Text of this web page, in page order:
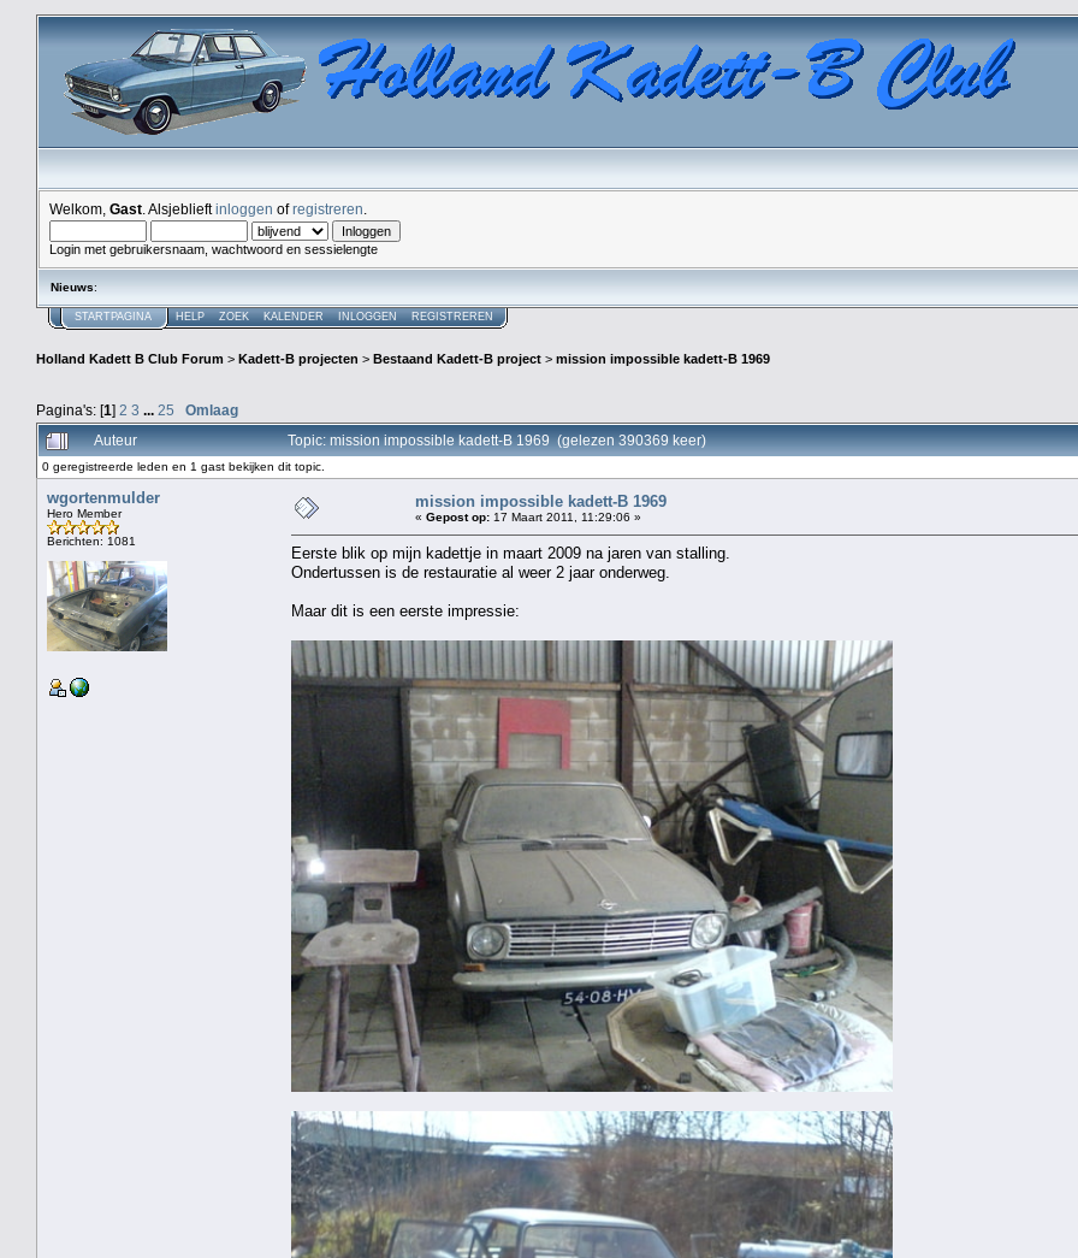
Welkom, Gast . Alsjeblieftinloggen ofregistreren
Login met gebruikersnaam, wachtwoord en sessielengte
Nieuws:
STARTPAGINA HELP ZOEK KALENDER INLOGGEN REGISTREREN
Holland Kadett B Club Forum > Kadett-B projecten > Bestaand Kadett-B project > mission impossible kadett-B 1969
Pagina's: [1] 2 3 ... 25 Omlaag
Auteur Topic: mission impossible kadett-B 1969 (gelezen 390369 keer)
0 geregistreerde leden en 1 gast bekijken dit topic.
wgortenmulder
Hero Member
Berichten: 1081
mission impossible kadett-B 1969
« Gepost op: 17 Maart 2011, 11:29:06 »
Eerste blik op mijn kadettje in maart 2009 na jaren van stalling.
Ondertussen is de restauratie al weer 2 jaar onderweg.
Maar dit is een eerste impressie: